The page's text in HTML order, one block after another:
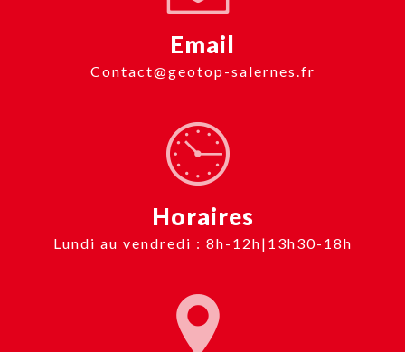
Email
contact@geotop-salernes.fr
Horaires
Lundi au vendredi : 8h-12h|13h30-18h